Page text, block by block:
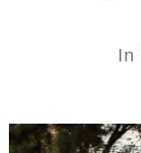
In